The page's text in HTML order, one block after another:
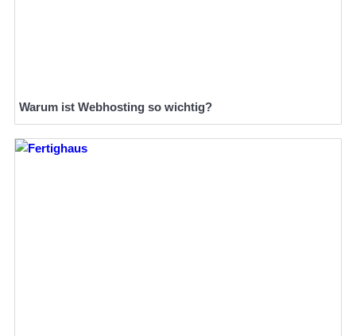
Warum ist Webhosting so wichtig?